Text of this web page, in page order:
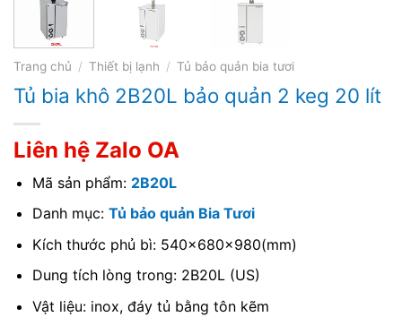
Trang chủ / Thiết bị lạnh / Tủ bảo quản bia tươi
Tủ bia khô 2B20L bảo quản 2 keg 20 lít
Liên hệ Zalo OA
Mã sản phẩm: 2B20L
Danh mục: Tủ bảo quản Bia Tươi
Kích thước phủ bì: 540x680x980(mm)
Dung tích lòng trong: 2B20L (US)
Vật liệu: inox, đáy tủ bằng tôn kẽm